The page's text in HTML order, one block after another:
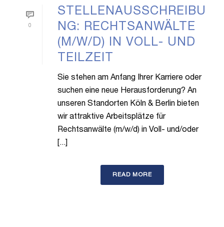
0
STELLENAUSSCHREIBU
NG: RECHTSANWÄLTE
(M/W/D) IN VOLL- UND
TEILZEIT
Sie stehen am Anfang Ihrer Karriere oder
suchen eine neue Herausforderung? An
unseren Standorten Köln & Berlin bieten
wir attraktive Arbeitsplätze für
Rechtsanwälte (m/w/d) in Voll- und/oder
[...]
READ MORE